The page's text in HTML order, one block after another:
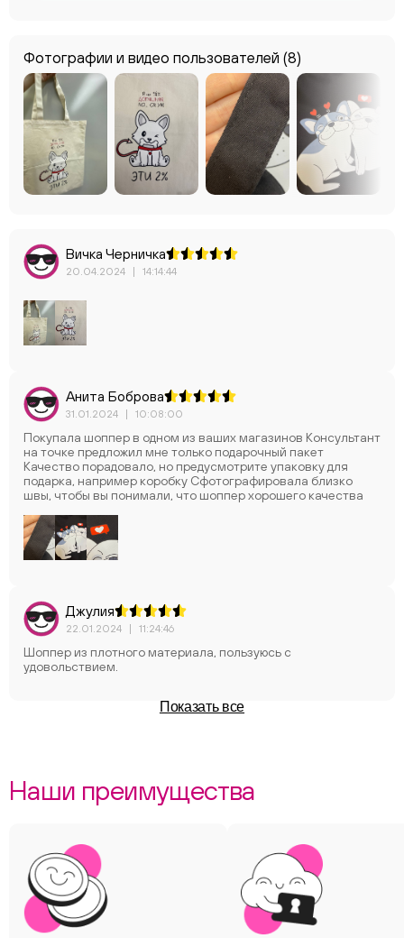
Фотографии и видео пользователей (8)
Вичка Черничка
20.04.2024 | 14:14:44
Анита Боброва
31.01.2024 | 10:08:00
Покупала шоппер в одном из ваших магазинов Консультант
на точке предложил мне только подарочный пакет
Качество порадовало, но предусмотрите упаковку для
подарка, например коробку Сфотографировала близко
швы, чтобы вы понимали, что шоппер хорошего качества
Джулия
22.01.2024 | 11:24:46
Шоппер из плотного материала, пользуюсь с
удовольствием.
Показать все
Наши преимущества